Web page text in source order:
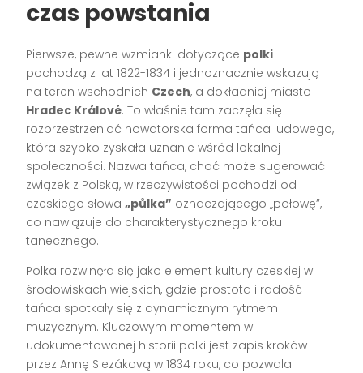
czas powstania
Pierwsze, pewne wzmianki dotyczące polki
pochodzą z lat 1822-1834 i jednoznacznie wskazują
na teren wschodnich Czech, a dokładniej miasto
Hradec Králové. To właśnie tam zaczęła się
rozprzestrzeniać nowatorska forma tańca ludowego,
która szybko zyskała uznanie wśród lokalnej
społeczności. Nazwa tańca, choć może sugerować
związek z Polską, w rzeczywistości pochodzi od
czeskiego słowa„půlka” oznaczającego „połowę”,
co nawiązuje do charakterystycznego kroku
tanecznego.
Polka rozwinęła się jako element kultury czeskiej w
środowiskach wiejskich, gdzie prostota i radość
tańca spotkały się z dynamicznym rytmem
muzycznym. Kluczowym momentem w
udokumentowanej historii polki jest zapis kroków
przez Annę Slezákovą w 1834 roku, co pozwala